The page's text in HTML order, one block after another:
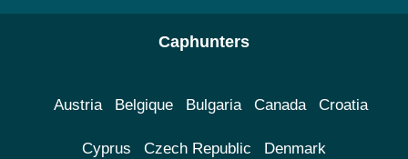
Caphunters
Austria Belgique Bulgaria Canada Croatia
Cyprus Czech Republic Denmark